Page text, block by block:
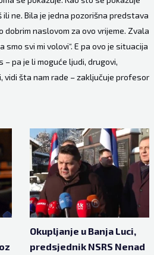
ne. Bila je jedna pozorišna predstava
dobrim naslovom za ovo vrijeme. Zvala
smo svi mi volovi“. E pa ovo je situacija
– pa je li moguće ljudi, drugovi,
vidi šta nam rade – zaključuje profesor
Okupljanje u Banja Luci,
predsjednik NSRS Nenad